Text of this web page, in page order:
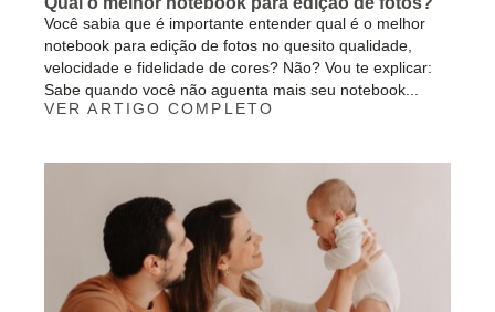
Você sabia que é importante entender qual é o melhor
notebook para edição de fotos no quesito qualidade,
velocidade e fidelidade de cores? Não? Vou te explicar:
Sabe quando você não aguenta mais seu notebook...
VER ARTIGO COMPLETO